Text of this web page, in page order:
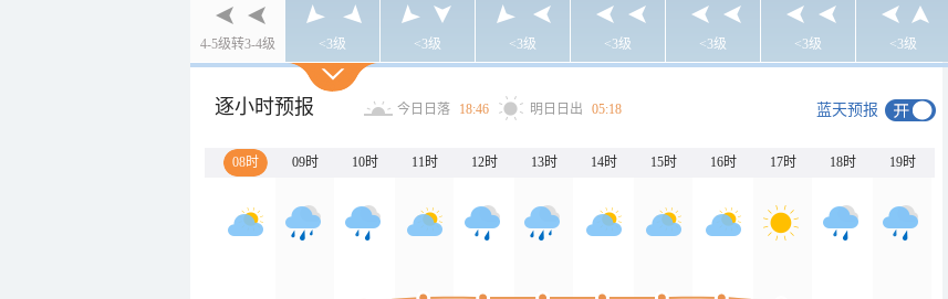
4-5级转3-4级 <3级 <3级 <3级 <3级 <3级 <3级 <3级
逐小时预报 今日日落 18:46 明日日出 05:18 蓝天预报
08时 09时 10时 11时 12时 13时 14时 15时 16时 17时 18时 19时